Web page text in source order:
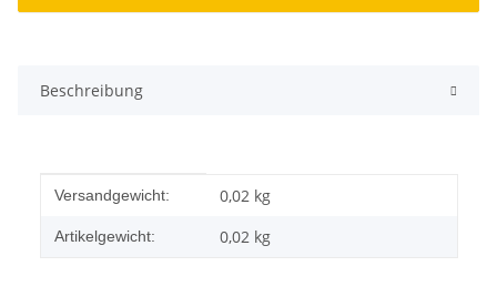
Beschreibung
Produkteigenschaft
Wert
Versandgewicht: 0,02 kg
Artikelgewicht: 0,02 kg